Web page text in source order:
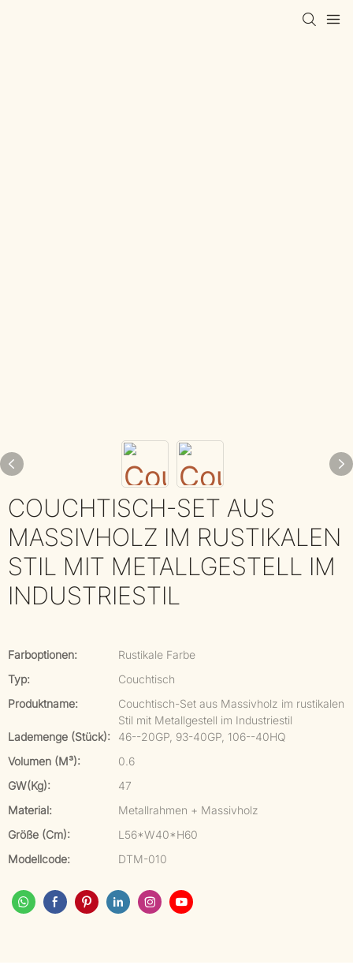
COUCHTISCH-SET AUS
MASSIVHOLZ IM RUSTIKALEN
STIL MIT METALLGESTELL IM
INDUSTRIESTIL
Farboptionen:
Rustikale Farbe
Typ:
Couchtisch
Produktname:
Couchtisch-Set aus Massivholz im rustikalen
Stil mit Metallgestell im Industriestil
Lademenge (Stück):
46--20GP, 93-40GP, 106--40HQ
Volumen (m³):
0.6
GW(kg):
47
Material:
Metallrahmen + Massivholz
Größe (cm):
L56*W40*H60
Modellcode:
DTM-010